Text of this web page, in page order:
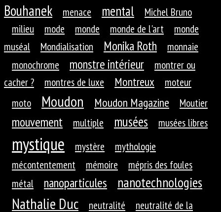
Bouhanek
menace mental
Michel Bruno
milieu
mode monde monde de l'art
monde
muséal
Mondialisation Monika Roth
monnaie
monochrome
monstre intérieur
montrer ou
cacher ?
montres de luxe Montreux
moteur
moto
Moudon Moudon Magazine Moutier
mouvement multiple musées musées libres
mystique mystère
mythologie
mécontentement
mémoire
mépris des foules
métal
nanoparticules nanotechnologies
Nathalie Duc neutralité neutralité de la